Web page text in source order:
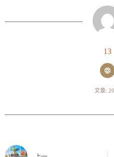
13
文章: